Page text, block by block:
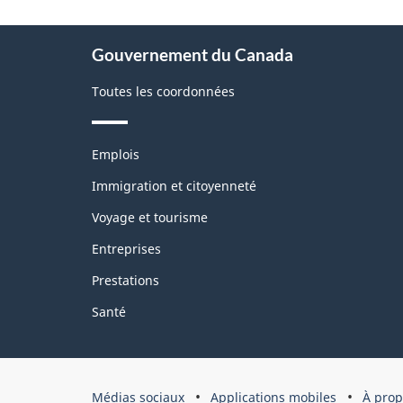
Gouvernement du Canada
Toutes les coordonnées
Thèmes
sujets
Emplois
Immigration et citoyenneté
Voyage et tourisme
Entreprises
Prestations
Santé
Organisation
Médias sociaux Applications mobiles À